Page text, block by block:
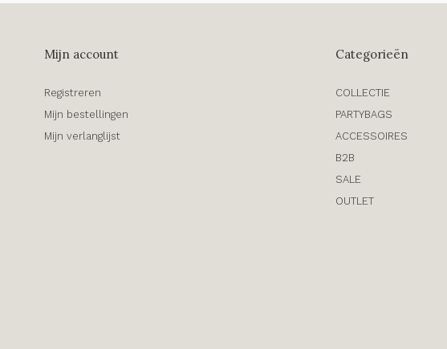
Mijn account
Registreren
Mijn bestellingen
Mijn verlanglijst
Categorieën
COLLECTIE
PARTYBAGS
ACCESSOIRES
B2B
SALE
OUTLET